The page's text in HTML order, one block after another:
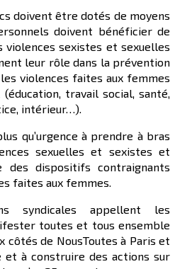
doivent être dotés de moyens
doivent bénéficier de
violences sexistes et sexuelles
leur rôle dans la prévention
violences faites aux femmes
travail social, santé,
intérieur…).
qu’urgence à prendre à bras
sexuelles et sexistes et
dispositifs contraignants
faites aux femmes.
syndicales appellent les
toutes et tous ensemble
côtés de NousToutes à Paris et
et à construire des actions sur